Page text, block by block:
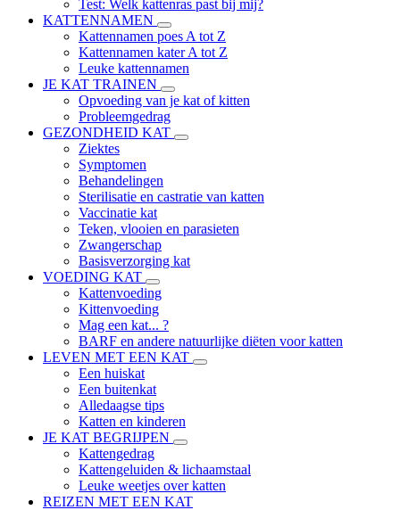
Test: Welk kattenras past bij mij?
KATTENNAMEN
Kattennamen poes A tot Z
Kattennamen kater A tot Z
Leuke kattennamen
JE KAT TRAINEN
Opvoeding van je kat of kitten
Probleemgedrag
GEZONDHEID KAT
Ziektes
Symptomen
Behandelingen
Sterilisatie en castratie van katten
Vaccinatie kat
Teken, vlooien en parasieten
Zwangerschap
Basisverzorging kat
VOEDING KAT
Kattenvoeding
Kittenvoeding
Mag een kat... ?
BARF en andere natuurlijke diëten voor katten
LEVEN MET EEN KAT
Een huiskat
Een buitenkat
Alledaagse tips
Katten en kinderen
JE KAT BEGRIJPEN
Kattengedrag
Kattengeluiden & lichaamstaal
Leuke weetjes over katten
REIZEN MET EEN KAT